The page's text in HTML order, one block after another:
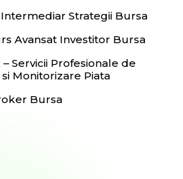
Strategii Bursa
Avansat Investitor Bursa
Servicii Profesionale de
Monitorizare Piata
Bursa